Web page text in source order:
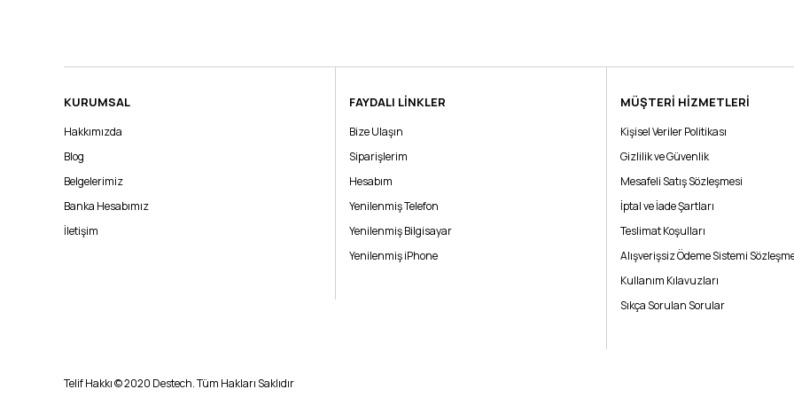
Bu ürüne ilk yorumu siz yapın!
Yorum Yaz
KURUMSAL
Hakkımızda
Blog
Belgelerimiz
Banka Hesabımız
İletişim
FAYDALI LİNKLER
Bize Ulaşın
Siparişlerim
Hesabım
Yenilenmiş Telefon
Yenilenmiş Bilgisayar
Yenilenmiş iPhone
MÜŞTERİ HİZMETLERİ
Kişisel Veriler Politikası
Gizlilik ve Güvenlik
Mesafeli Satış Sözleşmesi
İptal ve İade Şartları
Teslimat Koşulları
Alışverişsiz Ödeme Sistemi
Kullanım Kılavuzları
Sıkça Sorulan Sorular
Telif Hakkı © 2020 Destech. Tüm Hakları Saklıdır